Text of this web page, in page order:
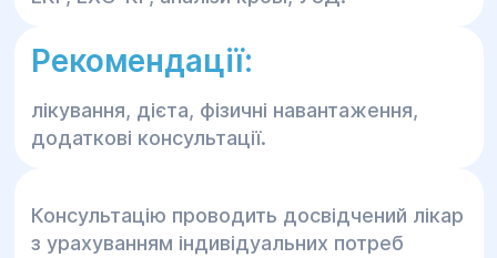
Рекомендації:
лікування, дієта, фізичні навантаження,
додаткові консультації.
Консультацію проводить досвідчений лікар
з урахуванням індивідуальних потреб